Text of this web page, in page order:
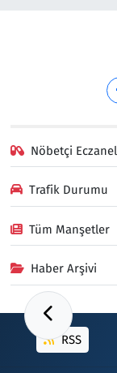
Nöbetçi
Trafik Durumu
Tüm Manşetler
Haber Arşivi
RSS